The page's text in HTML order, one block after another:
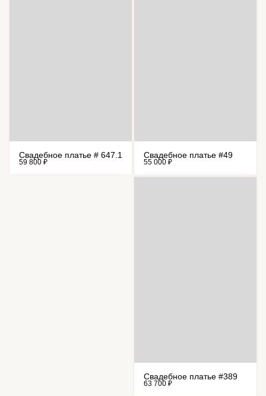
Свадебное платье # 647.1
59 800 ₽
Свадебное платье #49
55 000 ₽
Свадебное платье #389
63 700 ₽